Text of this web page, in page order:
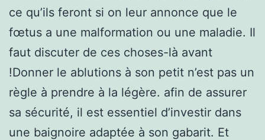
ce qu’ils feront si on leur annonce que le
fœtus a une malformation ou une maladie. Il
faut discuter de ces choses-là avant
!Donner le ablutions à son petit n’est pas un
règle à prendre à la légère. afin de assurer
sa sécurité, il est essentiel d’investir dans
une baignoire adaptée à son gabarit. Et